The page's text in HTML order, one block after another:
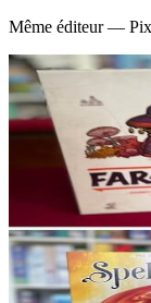
Même éditeur —